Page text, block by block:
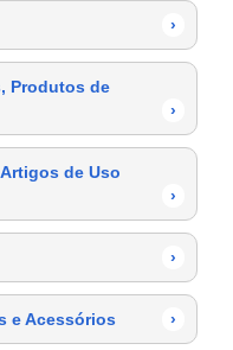
›
Produtos de
›
de Uso
›
›
e Acessórios ›